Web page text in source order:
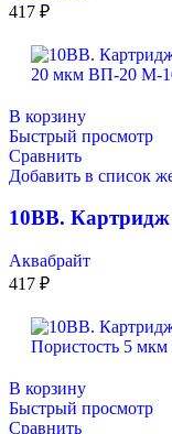
417 ₽
В корзину
Быстрый просмотр
Сравнить
Добавить в список
10ВВ.
Аквабрайт
417 ₽
В корзину
Быстрый просмотр
Сравнить